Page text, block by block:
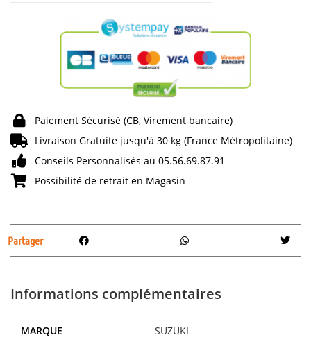
Paiement Sécurisé (CB, Virement bancaire)
Livraison Gratuite jusqu'à 30 kg (France Métropolitaine)
Conseils Personnalisés au 05.56.69.87.91
Possibilité de retrait en Magasin
Partager
Informations complémentaires
MARQUE SUZUKI